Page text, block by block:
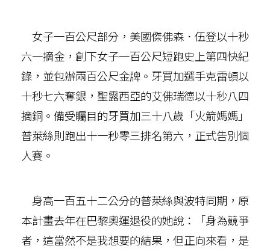
女子一百公尺部分，美國傑佛森．伍登以十秒
六一摘金，創下女子一百公尺短跑史上第四快紀
錄，並包辦兩百公尺金牌。牙買加選手克雷頓以
十秒七六奪銀，聖露西亞的艾佛瑞德以十秒八四
摘銅。備受矚目的牙買加三十八歲「火箭媽媽」
普萊絲則跑出十一秒零三排名第六，正式告別個
人賽。
身高一百五十二公分的普萊絲與波特同期，原
本計畫去年在巴黎奧運退役的她說：「身為競爭
者，這當然不是我想要的結果，但正向來看，是